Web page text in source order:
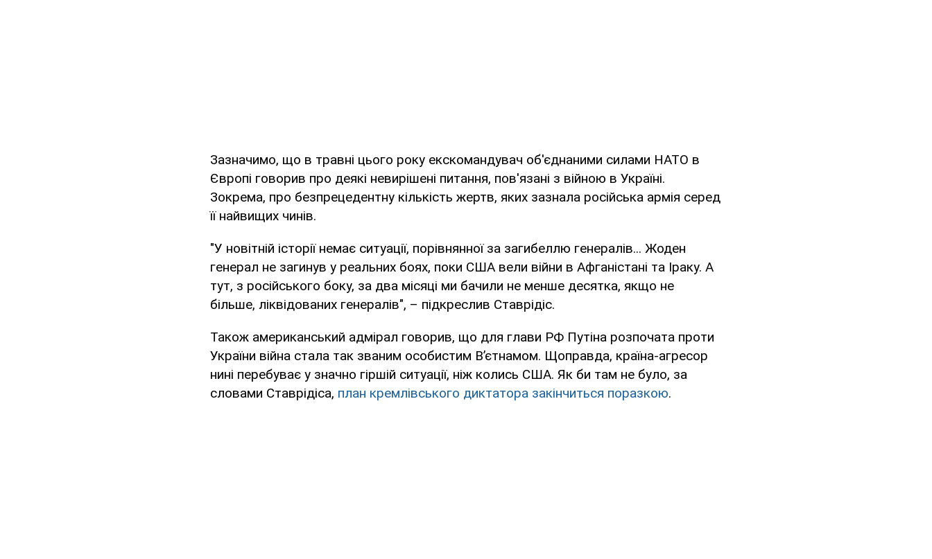
Зазначимо, що в травні цього року екскомандувач об'єднаними силами НАТО в
Європі говорив про деякі невирішені питання, пов'язані з війною в Україні.
Зокрема, про безпрецедентну кількість жертв, яких зазнала російська армія серед
її найвищих чинів.
"У новітній історії немає ситуації, порівнянної за загибеллю генералів... Жоден
генерал не загинув у реальних боях, поки США вели війни в Афганістані та Іраку. А
тут, з російського боку, за два місяці ми бачили не менше десятка, якщо не
більше, ліквідованих генералів", – підкреслив Ставрідіс.
Також американський адмірал говорив, що для глави РФ Путіна розпочата проти
України війна стала так званим особистим В’єтнамом. Щоправда, країна-агресор
нині перебуває у значно гіршій ситуації, ніж колись США. Як би там не було, за
словами Ставрідіса, план кремлівського диктатора закінчиться поразкою.